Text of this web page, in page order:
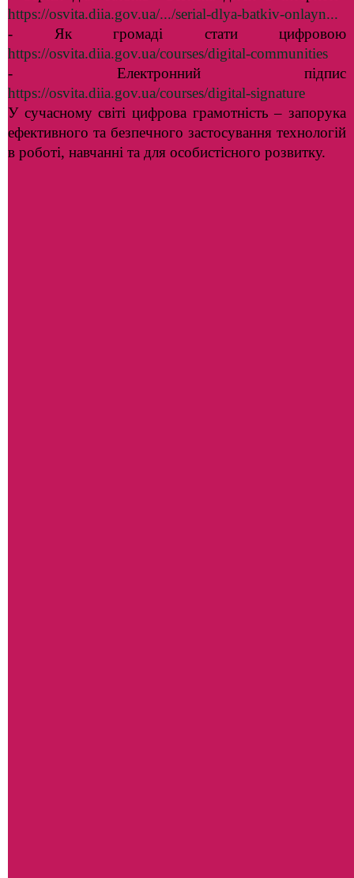
https://osvita.diia.gov.ua/.../serial-dlya-batkiv-onlayn...
- Як громаді стати цифровою
https://osvita.diia.gov.ua/courses/digital-communities
- Електронний підпис
https://osvita.diia.gov.ua/courses/digital-signature
У сучасному світі цифрова грамотність – запорука
ефективного та безпечного застосування технологій
в роботі, навчанні та для особистісного розвитку.